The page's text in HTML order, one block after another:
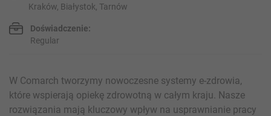
Kraków, Białystok, Tarnów
Doświadczenie:
Regular
W Comarch tworzymy nowoczesne systemy e-zdrowia,
które wspierają opiekę zdrowotną w całym kraju. Nasze
rozwiązania mają kluczowy wpływ na usprawnianie pracy